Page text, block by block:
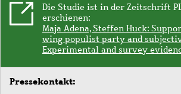
Die Studie ist in der Zeitschrift
erschienen:
Maja Adena, Steffen Huck:
wing populist party and
Experimental and survey
Pressekontakt: